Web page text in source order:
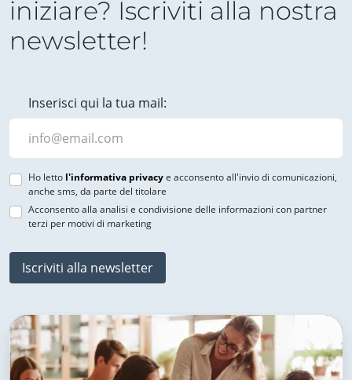
iniziare? Iscriviti alla nostra
newsletter!
Inserisci qui la tua mail:
Ho letto l'informativa privacye acconsento all'invio di comunicazioni,
anche sms, da parte del titolare
Acconsento alla analisi e condivisione delle informazioni con partner
terzi per motivi di marketing
Iscriviti alla newsletter